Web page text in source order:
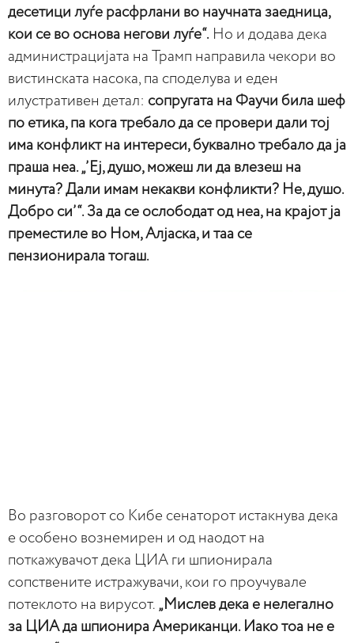
десетици луѓе расфрлани во научната заедница,
кои се во основа негови луѓе“. Но и додава дека
администрацијата на Трамп направила чекори во
вистинската насока, па споделува и еден
илустративен детал: сопругата на Фаучи била шеф
по етика, па кога требало да се провери дали тој
има конфликт на интереси, буквално требало да ја
праша неа. „’Еј, душо, можеш ли да влезеш на
минута? Дали имам некакви конфликти? Не, душо.
Добро си’“. За да се ослободат од неа, на крајот ја
преместиле во Ном, Алјаска, и таа се
пензионирала тогаш.
Во разговорот со Кибе сенаторот истакнува дека
е особено вознемирен и од наодот на
поткажувачот дека ЦИА ги шпионирала
сопствените истражувачи, кои го проучувале
потеклото на вирусот. „Мислев дека е нелегално
за ЦИА да шпионира Американци. Иако тоа не е